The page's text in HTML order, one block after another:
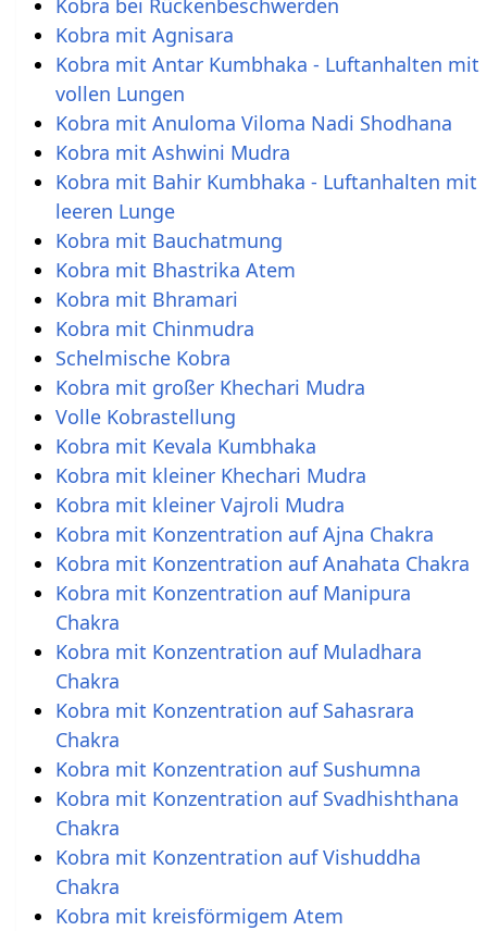
Kobra bei Rückenbeschwerden
Kobra mit Agnisara
Kobra mit Antar Kumbhaka - Luftanhalten mit
vollen Lungen
Kobra mit Anuloma Viloma Nadi Shodhana
Kobra mit Ashwini Mudra
Kobra mit Bahir Kumbhaka - Luftanhalten mit
leeren Lunge
Kobra mit Bauchatmung
Kobra mit Bhastrika Atem
Kobra mit Bhramari
Kobra mit Chinmudra
Schelmische Kobra
Kobra mit großer Khechari Mudra
Volle Kobrastellung
Kobra mit Kevala Kumbhaka
Kobra mit kleiner Khechari Mudra
Kobra mit kleiner Vajroli Mudra
Kobra mit Konzentration auf Ajna Chakra
Kobra mit Konzentration auf Anahata Chakra
Kobra mit Konzentration auf Manipura
Chakra
Kobra mit Konzentration auf Muladhara
Chakra
Kobra mit Konzentration auf Sahasrara
Chakra
Kobra mit Konzentration auf Sushumna
Kobra mit Konzentration auf Svadhishthana
Chakra
Kobra mit Konzentration auf Vishuddha
Chakra
Kobra mit kreisförmigem Atem